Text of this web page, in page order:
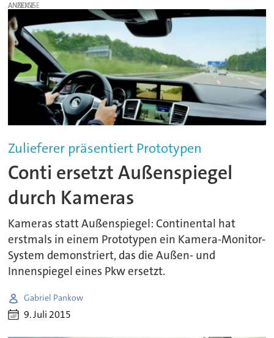
ANZEIGE
Zulieferer präsentiert Prototypen
Conti ersetzt Außenspiegel
durch Kameras
Kameras statt Außenspiegel: Continental hat
erstmals in einem Prototypen ein Kamera-Monitor-
System demonstriert, das die Außen- und
Innenspiegel eines Pkw ersetzt.
Gabriel Pankow
9. Juli 2015